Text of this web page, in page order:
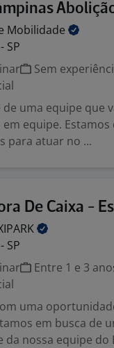
Mobilidade
SP
Sem
de uma equipe que
equipe.
para atuar no ...
De Caixa -
SP
Entre 1 e 3
uma
em busca de
da nossa equipe do